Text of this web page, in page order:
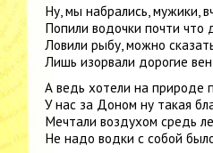
Ну, мы набрались, мужики,
Попили водочки почти что
Ловили рыбу, можно
Лишь изорвали дорогие
А ведь хотели на природе
У нас за Доном ну такая
Мечтали воздухом средь
Не надо водки с собой